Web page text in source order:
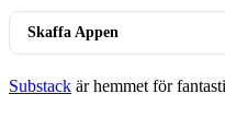
Skaffa Appen
Substack är hemmet för